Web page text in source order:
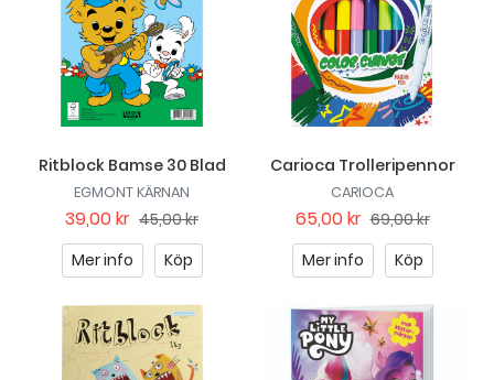
Ritblock Bamse 30 Blad
EGMONT KÄRNAN
39,00 kr 45,00 kr
Mer info
Köp
Carioca Trolleripennor
CARIOCA
65,00 kr 69,00 kr
Mer info
Köp